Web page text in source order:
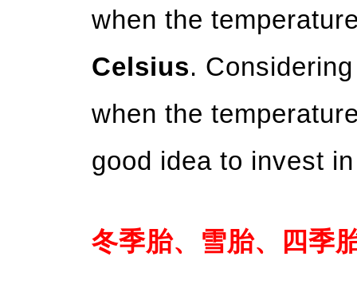
when the
Celsius.
when the
good idea to invest
冬季胎、雪胎、四季